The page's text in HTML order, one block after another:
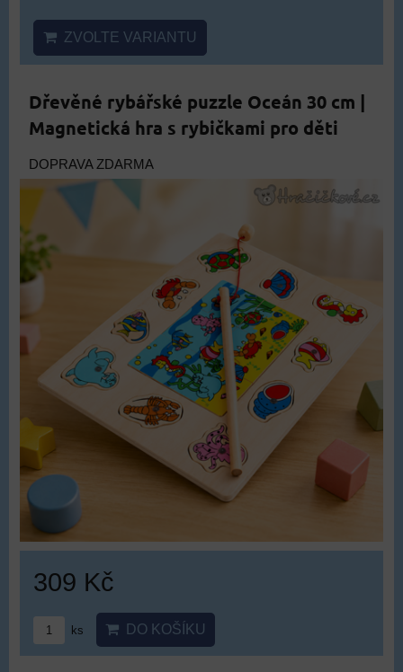
ZVOLTE VARIANTU
Dřevěné rybářské puzzle Oceán 30 cm |
Magnetická hra s rybičkami pro děti
DOPRAVA ZDARMA
309 Kč
ks DO KOŠÍKU